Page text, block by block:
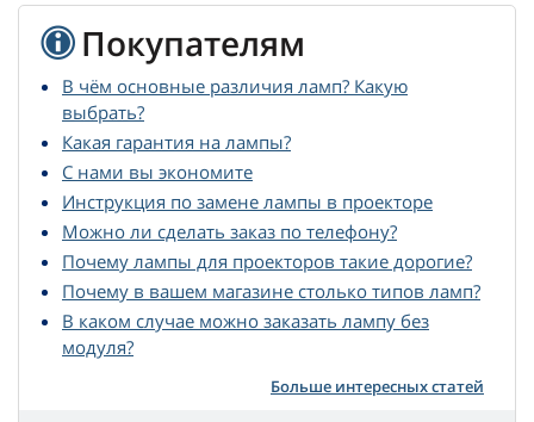
Покупателям
В чём основные различия ламп? Какую
выбрать?
Какая гарантия на лампы?
С нами вы экономите
Инструкция по замене лампы в проекторе
Можно ли сделать заказ по телефону?
Почему лампы для проекторов такие дорогие?
Почему в вашем магазине столько типов ламп?
В каком случае можно заказать лампу без
модуля?
Больше интересных статей